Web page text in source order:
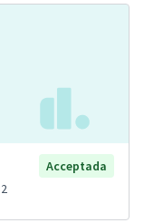
Acceptada
2